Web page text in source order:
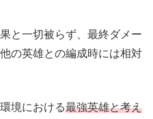
と一切被らず、最終ダメー
の英雄との編成時には相対
境における最強英雄と考え